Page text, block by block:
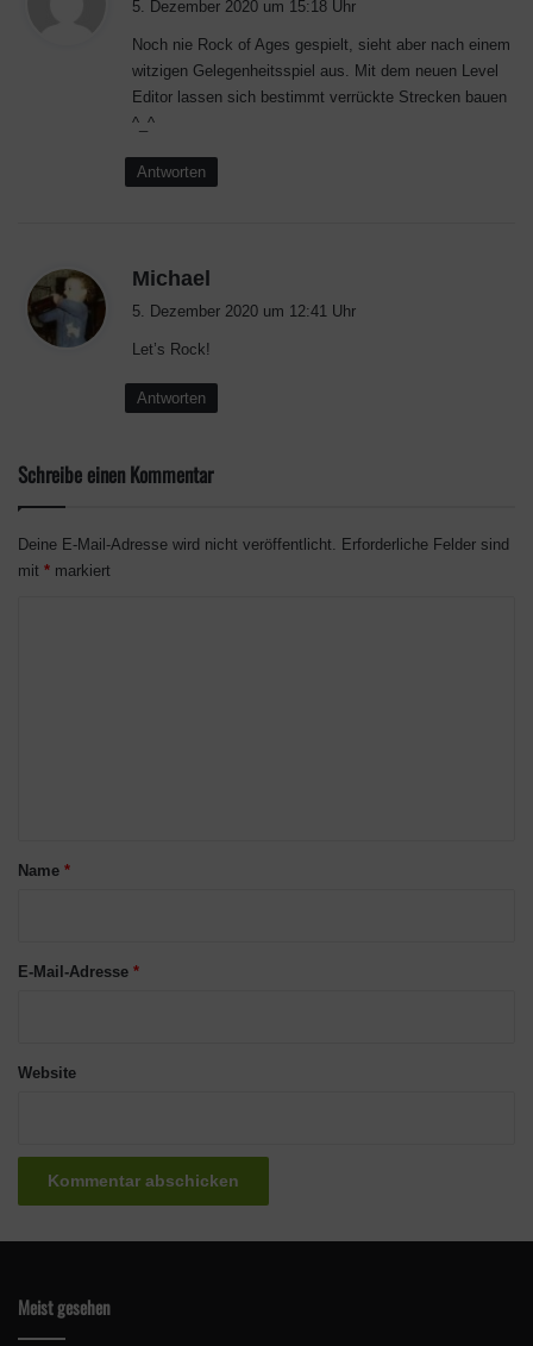
t
:
5. Dezember 2020 um 15:18 Uhr
Noch nie Rock of Ages gespielt, sieht aber nach einem
witzigen Gelegenheitsspiel aus. Mit dem neuen Level
Editor lassen sich bestimmt verrückte Strecken bauen
^_^
Antworten
Michael
:
5. Dezember 2020 um 12:41 Uhr
Let’s Rock!
Antworten
Schreibe einen Kommentar
Deine E-Mail-Adresse wird nicht veröffentlicht. Erforderliche Felder sind
mit * markiert
aName *
E-Mail-Adresse *
Website
Meist gesehen